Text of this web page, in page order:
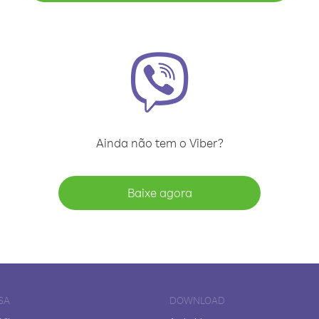
Ainda não tem o Viber?
Baixe agora
DOWNLOAD